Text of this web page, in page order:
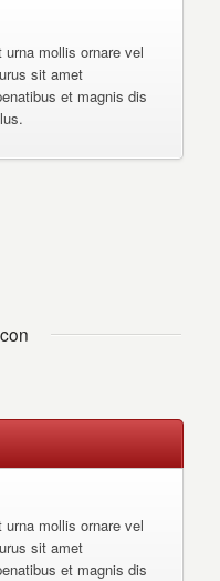
mollis ornare vel
sit amet
et magnis dis
mollis ornare vel
sit amet
et magnis dis